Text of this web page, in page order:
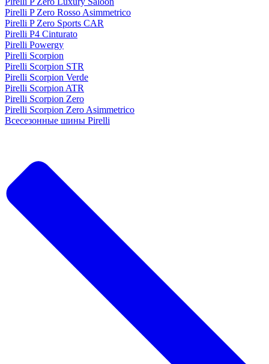
Pirelli P Zero Rosso Asimmetrico
Pirelli P Zero Sports CAR
Pirelli P4 Cinturato
Pirelli Powergy
Pirelli Scorpion
Pirelli Scorpion STR
Pirelli Scorpion Verde
Pirelli Scorpion ATR
Pirelli Scorpion Zero
Pirelli Scorpion Zero Asimmetrico
Всесезонные шины Pirelli